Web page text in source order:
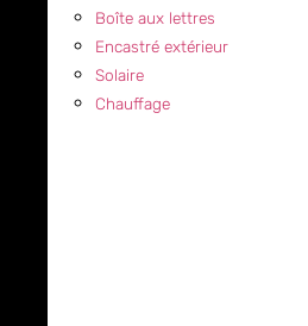
Boîte aux lettres
Encastré extérieur
Solaire
Chauffage